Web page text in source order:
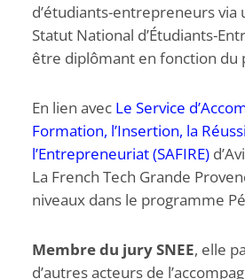
d’étudiants-entrepreneurs via
Statut National d’Étudiants-
être diplômant en fonction du
En lien avec Le Service
Formation, l’Insertion, la
l’Entrepreneuriat (SAFIRE)
La French Tech Grande
niveaux dans le programme
Membre du jury SNEE, elle
d’autres acteurs de